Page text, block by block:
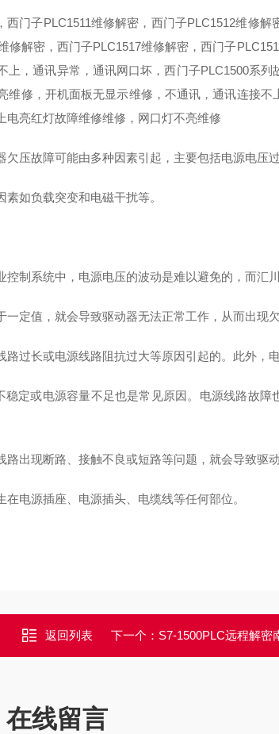
门子PLC1511维修解密，西门子PLC1512维修解
修解密，西门子PLC1517维修解密，西门子
，通讯异常，通讯网口坏，西门子PLC1500系列
修，开机面板无显示维修，不通讯，通讯连接不
电亮红灯故障维修维修，网口灯不亮维修
压故障可能由多种因素引起，主要包括电源电压
如负载突变和电磁干扰等。
制系统中，电源电压的波动是难以避免的，而汇
定值，就会导致驱动器无法正常工作，从而出现
过长或电源线路阻抗过大等原因引起的。此外，
稳定或电源容量不足也是常见原因。电源线路故障
出现断路、接触不良或短路等问题，就会导致驱
电源插座、电源插头、电缆线等任何部位。
返回列表 下一个： S7-1500PLC远程解密南昌S7-1500PLC
在线留言